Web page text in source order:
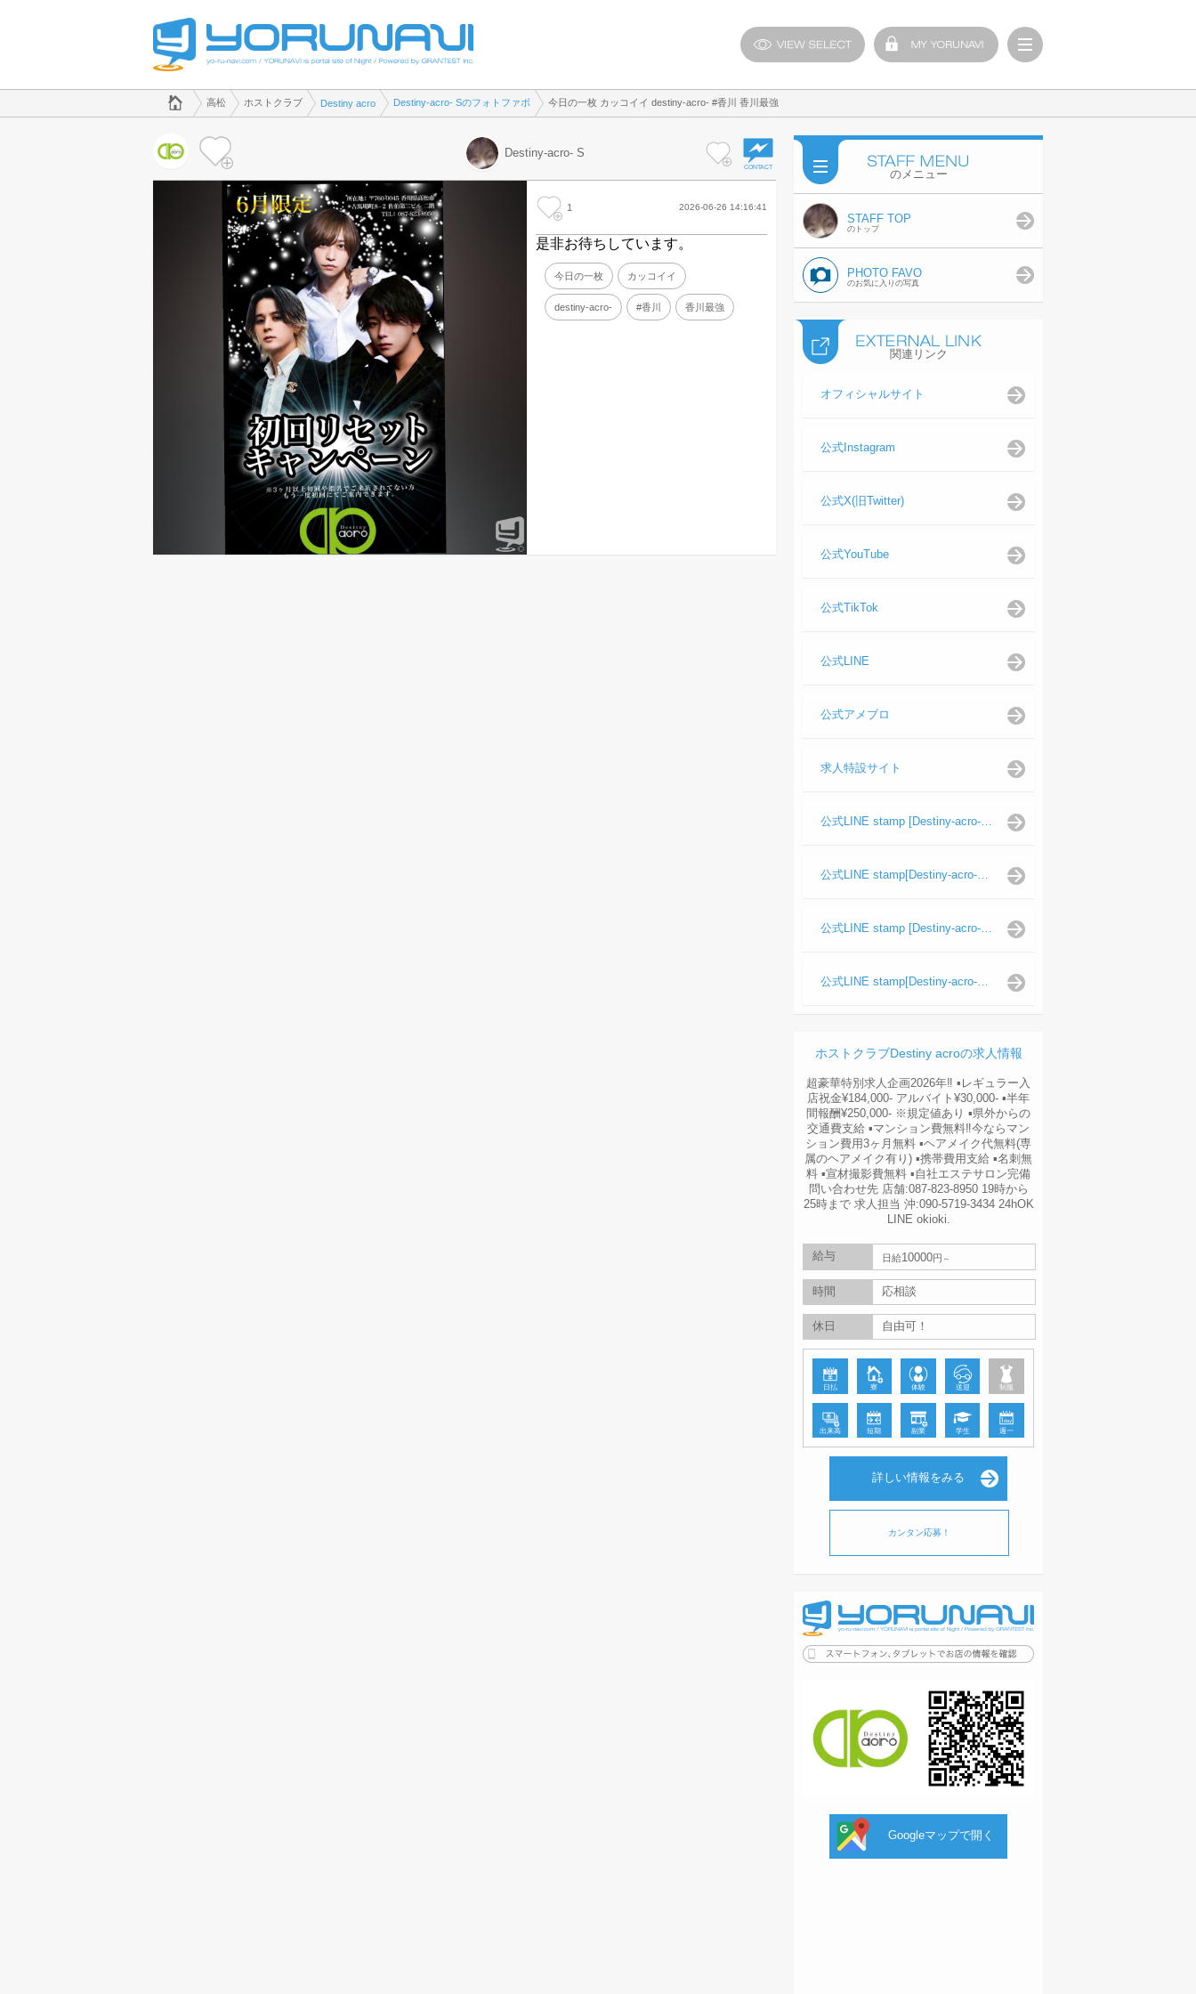
でホストクラブのことなら、ホストクラブ Destiny acro([kana])
香川県版
高松 ホストクラブ Destiny acro Destiny-acro- Sのフォトファボ 今日の一枚 カッコイイ destiny-acro- #香川 香川最強
Destiny-acro- S
1 2026-06-26 14:16:41
是非お待ちしています。
今日の一枚 カッコイイ
destiny-acro- #香川 香川最強
のメニュー
STAFF TOP
のトップ
PHOTO FAVO
のお気に入りの写真
関連リンク
オフィシャルサイト
公式Instagram
公式X(旧Twitter)
公式YouTube
公式TikTok
公式LINE
公式アメブロ
求人特設サイト
公式LINE stamp [Destiny-acro-如月龍代表]
公式LINE stamp[Destiny-acro-日向よし代表代行]
公式LINE stamp [Destiny-acro-波旬]
公式LINE stamp[Destiny-acro-天照陽]
ホストクラブDestiny acroの求人情報
超豪華特別求人企画2026年‼︎ ▪️レギュラー入
店祝金¥184,000- アルバイト¥30,000- ▪️半年
間報酬¥250,000- ※規定値あり ▪️県外からの
交通費支給 ▪️マンション費無料‼︎今ならマン
ション費用3ヶ月無料 ▪️ヘアメイク代無料(専
属のヘアメイク有り) ▪️携帯費用支給 ▪️名刺無
料 ▪️宣材撮影費無料 ▪️自社エステサロン完備
問い合わせ先 店舗:087-823-8950 19時から
25時まで 求人担当 沖:090-5719-3434 24hOK
LINE okioki.
給与 日給10000円
時間 応相談
休日 自由可！
日払 寮 体験 送迎 制服
出来高 短期 副業 学生 週一
詳しい情報をみる
カンタン応募！
Googleマップで開く